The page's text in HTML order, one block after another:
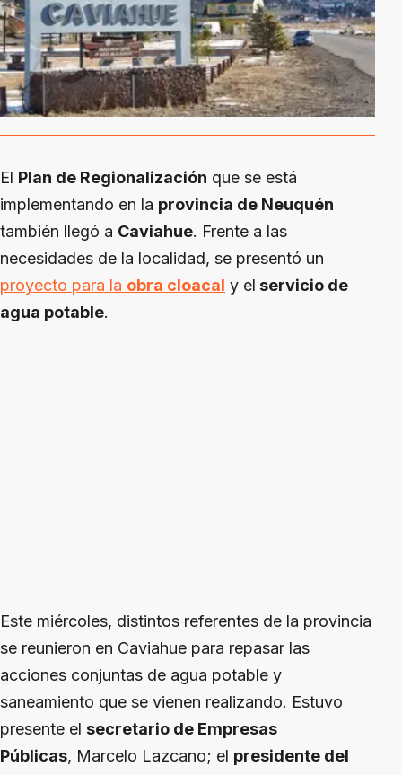
El Plan de Regionalización que se está
implementando en la provincia de Neuquén
también llegó a Caviahue. Frente a las
necesidades de la localidad, se presentó un
proyecto para la obra cloacal y el servicio de
agua potable.
Este miércoles, distintos referentes de la provincia
se reunieron en Caviahue para repasar las
acciones conjuntas de agua potable y
saneamiento que se vienen realizando. Estuvo
presente el secretario de Empresas
Públicas, Marcelo Lazcano; el presidente del